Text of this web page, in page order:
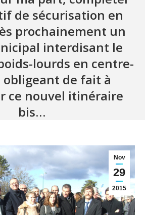
de sécurisation en
prochainement un
interdisant le
lourds en centre-
obligeant de fait à
ce nouvel itinéraire
bis…
Nov
29
2015